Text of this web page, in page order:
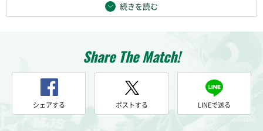
続きを読む
Share The Match!
シェアする ポストする LINEで送る